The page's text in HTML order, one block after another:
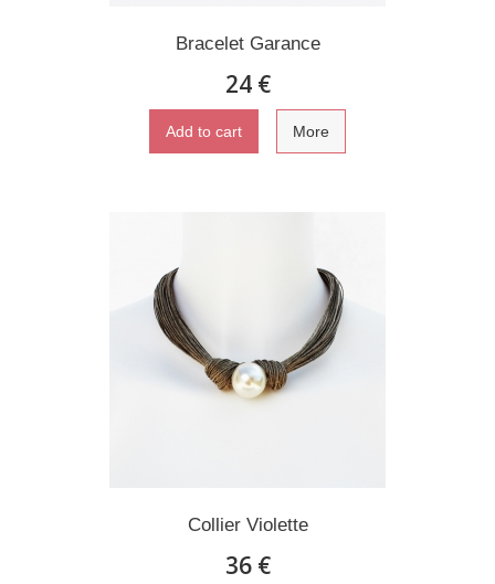
Bracelet Garance
24 €
Add to cart More
Collier Violette
36 €